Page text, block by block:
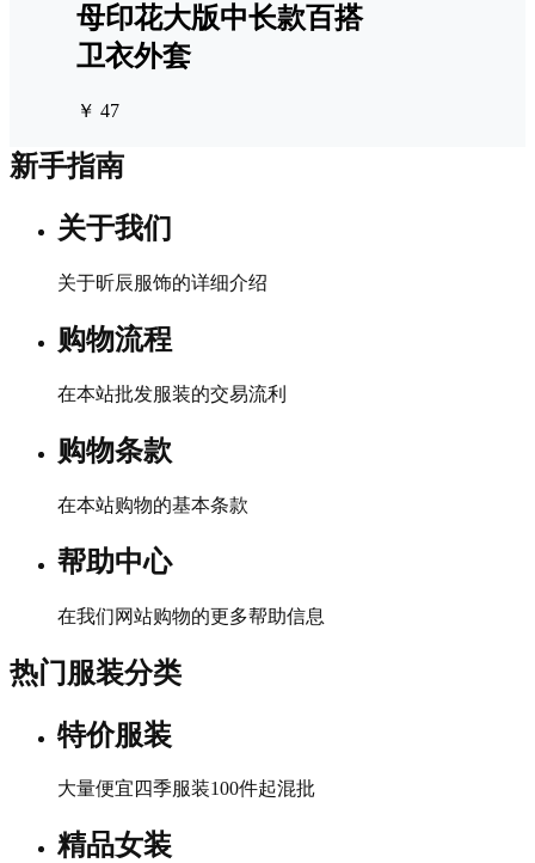
母印花大版中长款百搭
卫衣外套
￥ 47
新手指南
关于我们
关于昕辰服饰的详细介绍
购物流程
在本站批发服装的交易流利
购物条款
在本站购物的基本条款
帮助中心
在我们网站购物的更多帮助信息
热门服装分类
特价服装
大量便宜四季服装100件起混批
精品女装